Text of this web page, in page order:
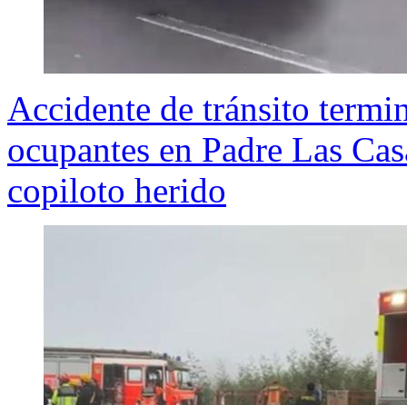
Accidente de tránsito
ocupantes en Padre Las
copiloto herido